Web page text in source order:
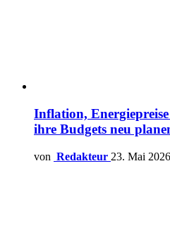
Inflation,
ihre Budgets neu
von Redakteur 23. Mai